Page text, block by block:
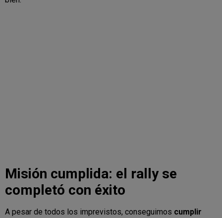
Misión cumplida: el rally se
completó con éxito
A pesar de todos los imprevistos, conseguimos cumplir